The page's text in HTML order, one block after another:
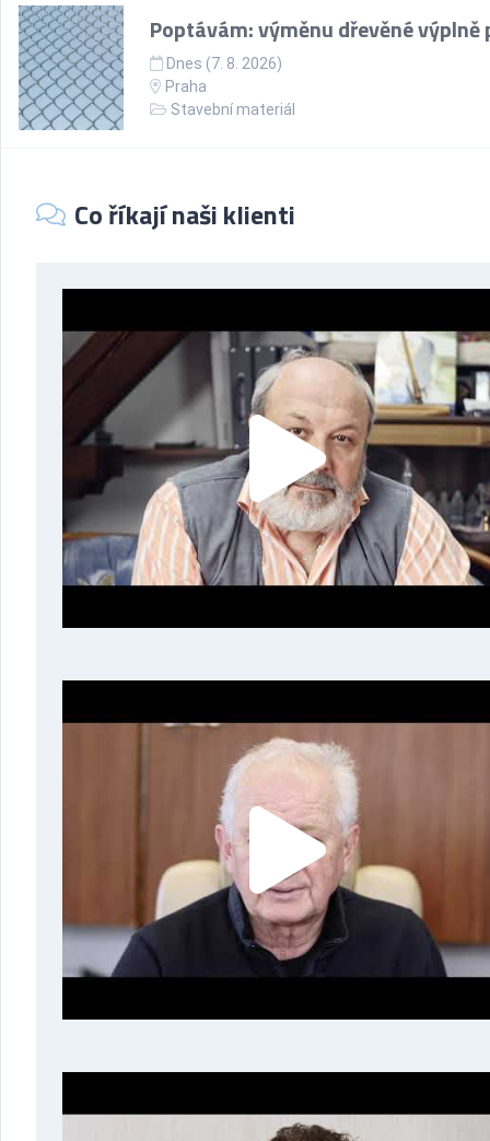
Poptávám: výměnu dřevěné výplně
Dnes (7. 8. 2026)
Praha
Stavební materiál
Co říkají naši klienti